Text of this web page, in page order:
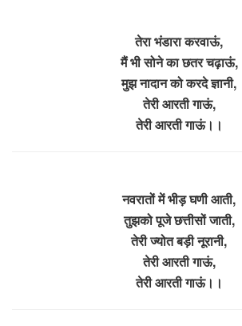
तेरा भंडारा करवाऊं,
मैं भी सोने का छतर चढ़ाऊं,
मुझ नादान को करदे ज्ञानी,
तेरी आरती गाऊं,
तेरी आरती गाऊं।।
नवरातों में भीड़ घणी आती,
तुझको पूजे छत्तीसों जाती,
तेरी ज्योत बड़ी नूरानी,
तेरी आरती गाऊं,
तेरी आरती गाऊं।।